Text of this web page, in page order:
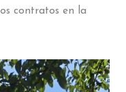
contratos en la